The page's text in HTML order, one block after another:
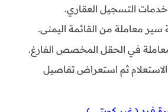
التسجيل العقاري.
سير معاملة من القائمة اليمنى.
في الحقل المخصص الفارغ.
ثم استعراض تفاصيل